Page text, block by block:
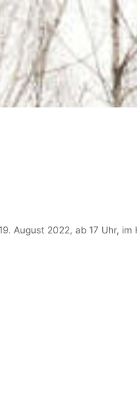
August 2022, ab 17 Uhr,